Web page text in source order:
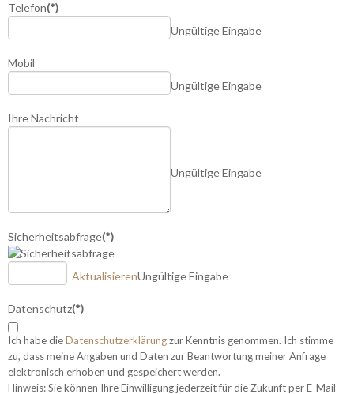
Telefon(*)
Ungültige Eingabe
Mobil
Ungültige Eingabe
Ihre Nachricht
Ungültige Eingabe
Sicherheitsabfrage(*)
AktualisierenUngültige Eingabe
Datenschutz(*)
Ich habe dieDatenschutzerklärungzur Kenntnis genommen. Ich stimme
zu, dass meine Angaben und Daten zur Beantwortung meiner Anfrage
elektronisch erhoben und gespeichert werden.
Hinweis: Sie können Ihre Einwilligung jederzeit für die Zukunft per E-Mail